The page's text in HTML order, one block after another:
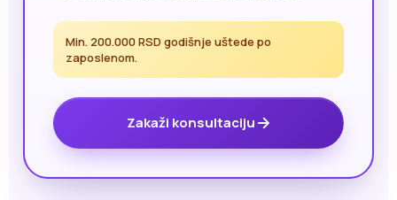
Min. 200.000 RSD godišnje uštede po
zaposlenom.
Zakaži konsultaciju